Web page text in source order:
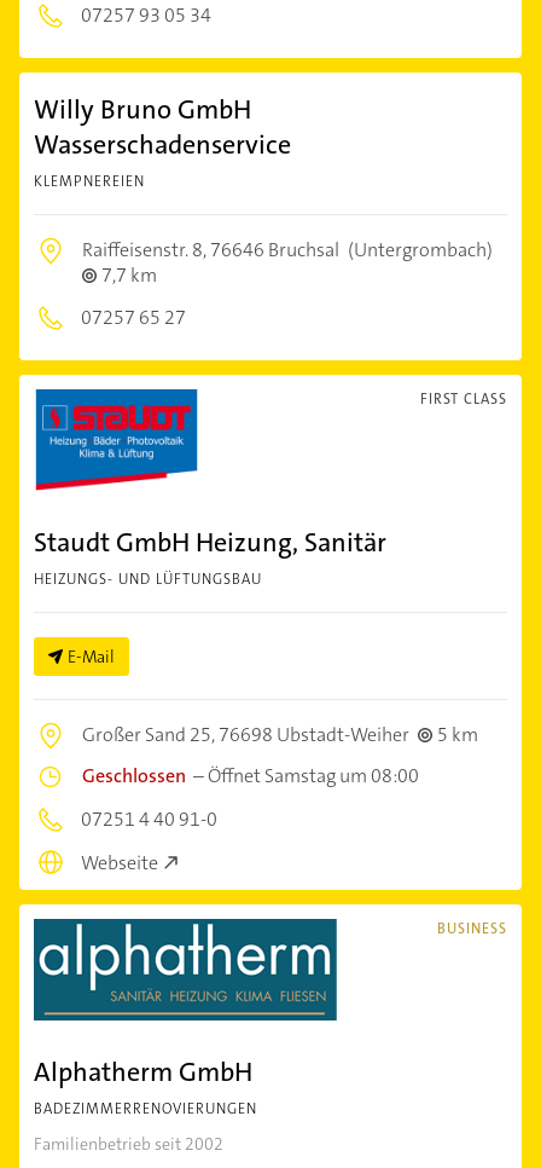
07257 93 05 34
Willy Bruno GmbH
Wasserschadenservice
KLEMPNEREIEN
Raiffeisenstr. 8,76646 Bruchsal (Untergrombach)
7,7 km
07257 65 27
FIRST CLASS
Staudt GmbH Heizung, Sanitär
HEIZUNGS- UND LÜFTUNGSBAU
E-Mail
Großer Sand 25,76698 Ubstadt-Weiher
5 km
Geschlossen –Öffnet Samstag um 08:00
07251 4 40 91-0
Webseite
BUSINESS
Alphatherm GmbH
BADEZIMMERRENOVIERUNGEN
Familienbetrieb seit 2002